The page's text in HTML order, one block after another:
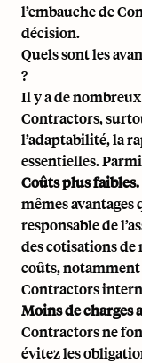
l’embauche de
décision.
Quels sont les
?
Il y a de
Contractors,
l’adaptabilité, la
essentielles.
Coûts plus faibles.
mêmes avantages
responsable de
des cotisations
coûts, notamment
Contractors
Moins de
Contractors ne
évitez les